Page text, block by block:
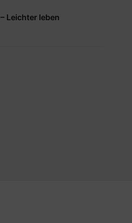
Leichter leben